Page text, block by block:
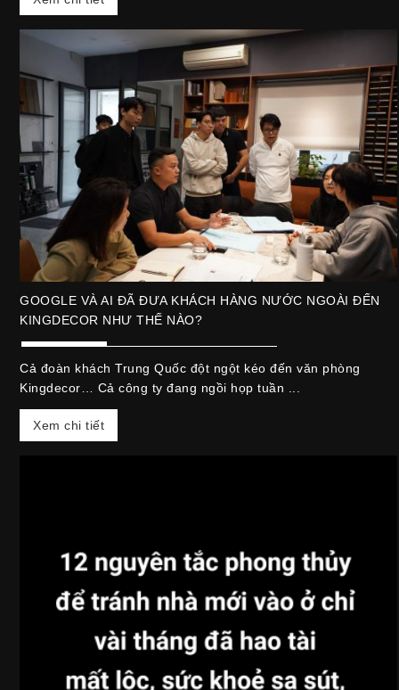
GOOGLE VÀ AI ĐÃ ĐƯA KHÁCH HÀNG NƯỚC NGOÀI ĐẾN
KINGDECOR NHƯ THẾ NÀO?
Cả đoàn khách Trung Quốc đột ngột kéo đến văn phòng
Kingdecor… Cả công ty đang ngồi họp tuần ...
Xem chi tiết